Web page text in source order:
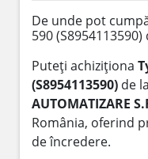
De unde pot
590
Puteți achiziționa
(S8954113590) de la
AUTOMATIZARE
România, oferind
de încredere.